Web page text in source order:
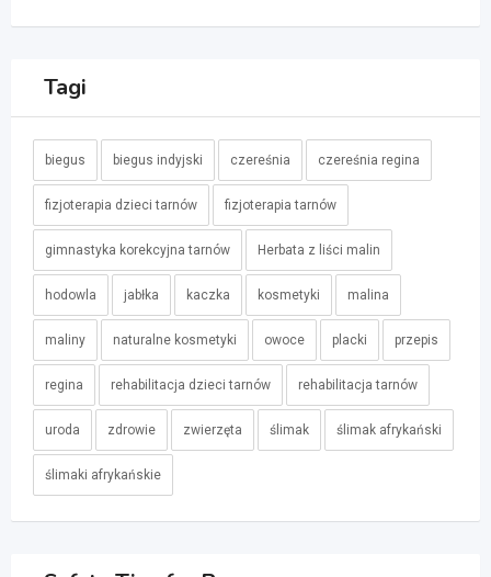
Tagi
biegus biegus indyjski czereśnia czereśnia regina
fizjoterapia dzieci tarnów fizjoterapia tarnów
gimnastyka korekcyjna tarnów Herbata z liści malin
hodowla jabłka kaczka kosmetyki malina
maliny naturalne kosmetyki owoce placki przepis
regina rehabilitacja dzieci tarnów rehabilitacja tarnów
uroda zdrowie zwierzęta ślimak ślimak afrykański
ślimaki afrykańskie